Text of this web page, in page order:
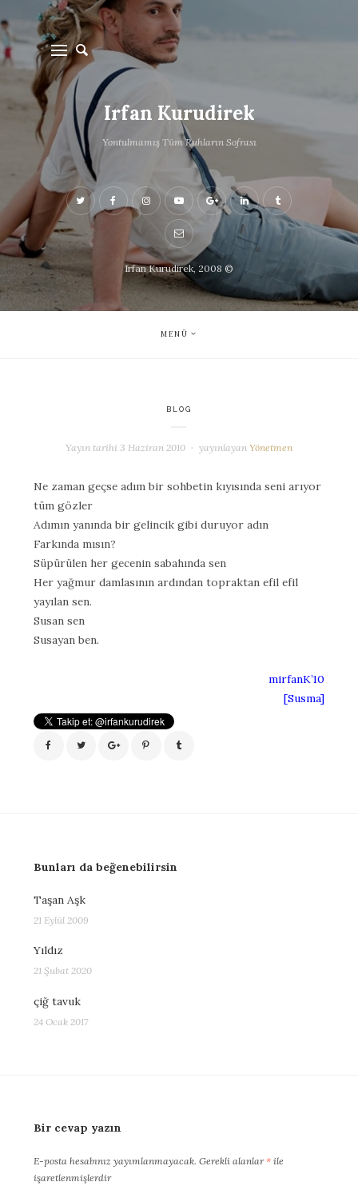
Irfan Kurudirek
Yontulmamış Tüm Ruhların Sofrası
Irfan Kurudirek, 2008 ©
MENÜ
BLOG
Yayın tarihi3 Haziran 2010 yayınlayan Yönetmen
Ne zaman geçse adım bir sohbetin kıyısında seni arıyor
tüm gözler
Adımın yanında bir gelincik gibi duruyor adın
Farkında mısın?
Süpürülen her gecenin sabahında sen
Her yağmur damlasının ardından topraktan efil efil
yayılan sen.
Susan sen
Susayan ben.
mirfanK’10
[Susma]
Bunları da beğenebilirsin
Taşan Aşk
21 Eylül 2009
Yıldız
21 Şubat 2020
çiğ tavuk
24 Ocak 2017
Bir cevap yazın
E-posta hesabınız yayımlanmayacak. Gerekli alanlar* ile
işaretlenmişlerdir